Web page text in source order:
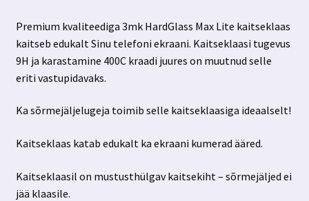
Premium kvaliteediga 3mk HardGlass Max Lite kaitseklaas
kaitseb edukalt Sinu telefoni ekraani. Kaitseklaasi tugevus
9H ja karastamine 400C kraadi juures on muutnud selle
eriti vastupidavaks.
Ka sõrmejäljelugeja toimib selle kaitseklaasiga ideaalselt!
Kaitseklaas katab edukalt ka ekraani kumerad ääred.
Kaitseklaasil on mustusthülgav kaitsekiht – sõrmejäljed ei
jää klaasile.